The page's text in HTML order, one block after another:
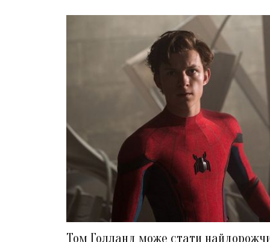
Том Голланд може стати